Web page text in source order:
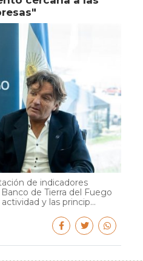
de indicadores
de Tierra del Fuego
y las princip...